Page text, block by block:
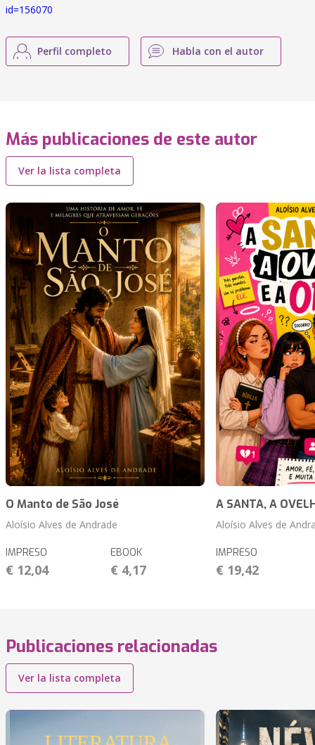
id=156070
Perfil completo Habla con el autor
Más publicaciones de este autor
Ver la lista completa
O Manto de São José
Aloísio Alves de Andrade
IMPRESO
€ 12,04
EBOOK
€ 4,17
A SANTA, A
Aloísio Alves de
IMPRESO
€ 19,42
Publicaciones relacionadas
Ver la lista completa